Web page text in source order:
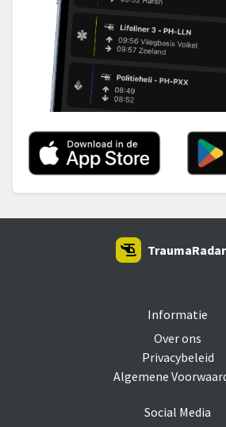
Informatie
Over ons
Privacybeleid
Algemene
Social Media